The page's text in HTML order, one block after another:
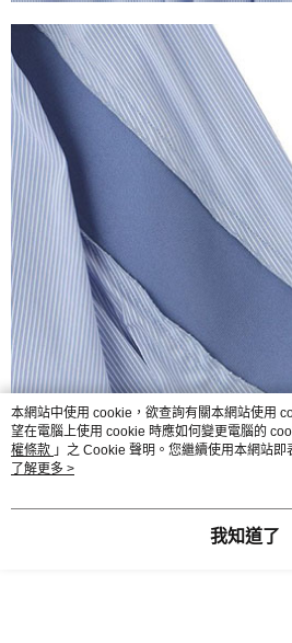
本網站中使用 cookie，欲查詢有關本網站使用
望在電腦上使用 cookie 時應如何變更電腦的
權條款 」之 Cookie 聲明。您繼續使用本網站
用條款之 Cookie 聲明使用 cookie。
了解更多 >
我知道了